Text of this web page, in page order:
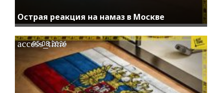
Острая реакция на намаз в Москве
access_time
05.08.2026